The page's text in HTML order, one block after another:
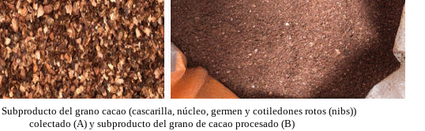
del grano cacao (cascarilla, núcleo, germen y cotiledones rotos (nibs))
colectado (A) y subproducto del grano de cacao procesado (B)